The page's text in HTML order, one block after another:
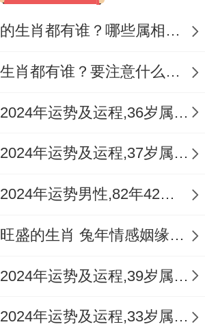
满足法”值得借鉴—把想买
放一周后再决定有没有购
子报了真正有需要的兴趣
省下的红包钱变成了孙子的
看、感生活的经营哲学,感情
跟老伴约法三章:吵架但需特
2023年发横财的生肖都有谁？哪些属相财运旺盛？
2023年不顺的生肖都有谁？要注意什么呢？
1988年属龙女2024年运势及运程,36岁属龙人2024全年每月运势女性如何
1987年属兔女2024年运势及运程,37岁属兔人2024全年每月运势女性如何
1982年属狗人2024年运势男性,82年42岁属狗男2024年每月运程怎么样
2023年姻缘最旺盛的生肖 兔年情感姻缘运比较旺的属相
1985年属牛女2024年运势及运程,39岁属牛人2024全年每月运势女性如何
1991年属羊女2024年运势及运程,33岁属羊人2024全年每月运势女性如何